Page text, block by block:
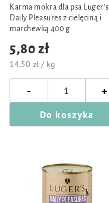
Karma mokra dla psa Luger's
Daily Pleasures z cielęciną i
marchewką 400 g
5,80 zł
14,50 zł / kg
- +
Do koszyka